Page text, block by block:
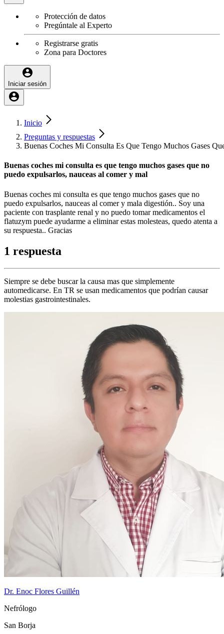
Protección de datos
Pregúntale al Experto
Registrarse gratis
Zona para Doctores
Iniciar sesión
Inicio
Preguntas y respuestas
Buenas Coches Mi Consulta Es Que Tengo Muchos Gases
Buenas coches mi consulta es que tengo muchos gases que no
puedo expulsarlos, nauceas al comer y mal
Buenas coches mi consulta es que tengo muchos gases que no
puedo expulsarlos, nauceas al comer y mala digestión.. Soy una
paciente con trasplante renal y no puedo tomar medicamentos el
flatuzym puede ayudarme a eliminar estas molesteas, quedo atenta a
su respuesta.. Gracias
1 respuesta
Siempre se debe buscar la causa mas que simplemente
automedicarse. En TR se usan medicamentos que podrían causar
molestias gastrointestinales.
Dr. Enoc Flores Guillén
Nefrólogo
San Borja